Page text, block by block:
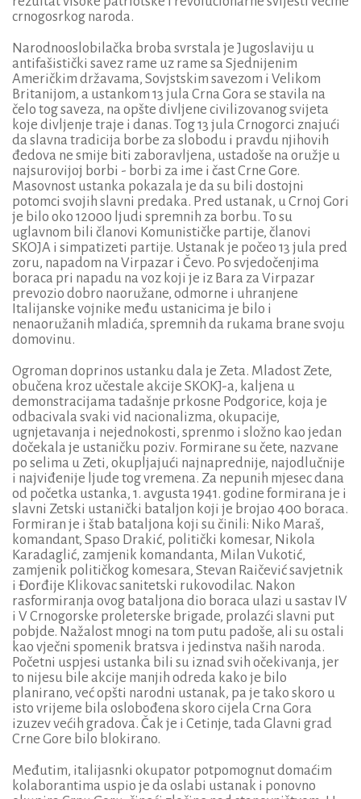
crnogosrkog naroda.
Narodnooslobilačka broba svrstala je Jugoslaviju u
antifašistički savez rame uz rame sa Sjednijenim
Američkim državama, Sovjstskim savezom i Velikom
Britanijom, a ustankom 13 jula Crna Gora se stavila na
čelo tog saveza, na opšte divljene civilizovanog svijeta
koje divljenje traje i danas. Tog 13 jula Crnogorci znajući
da slavna tradicija borbe za slobodu i pravdu njihovih
đedova ne smije biti zaboravljena, ustadoše na oružje u
najsurovijoj borbi - borbi za ime i čast Crne Gore.
Masovnost ustanka pokazala je da su bili dostojni
potomci svojih slavni predaka. Pred ustanak, u Crnoj Gori
je bilo oko 12000 ljudi spremnih za borbu. To su
uglavnom bili članovi Komunističke partije, članovi
SKOJA i simpatizeti partije. Ustanak je počeo 13 jula pred
zoru, napadom na Virpazar i Čevo. Po svjedočenjima
boraca pri napadu na voz koji je iz Bara za Virpazar
prevozio dobro naoružane, odmorne i uhranjene
Italijanske vojnike među ustanicima je bilo i
nenaoružanih mladića, spremnih da rukama brane svoju
domovinu.
Ogroman doprinos ustanku dala je Zeta. Mladost Zete,
obučena kroz učestale akcije SKOKJ-a, kaljena u
demonstracijama tadašnje prkosne Podgorice, koja je
odbacivala svaki vid nacionalizma, okupacije,
ugnjetavanja i nejednokosti, sprenmo i složno kao jedan
dočekala je ustaničku poziv. Formirane su čete, nazvane
po selima u Zeti, okupljajući najnaprednije, najodlučnije
i najviđenije ljude tog vremena. Za nepunih mjesec dana
od početka ustanka, 1. avgusta 1941. godine formirana je i
slavni Zetski ustanički bataljon koji je brojao 400 boraca.
Formiran je i štab bataljona koji su činili: Niko Maraš,
komandant, Spaso Drakić, politički komesar, Nikola
Karadaglić, zamjenik komandanta, Milan Vukotić,
zamjenik političkog komesara, Stevan Raičević savjetnik
i Đorđije Klikovac sanitetski rukovodilac. Nakon
rasformiranja ovog bataljona dio boraca ulazi u sastav IV
i V Crnogorske proleterske brigade, prolazći slavni put
pobjde. Nažalost mnogi na tom putu padoše, ali su ostali
kao vječni spomenik bratsva i jedinstva naših naroda.
Početni uspjesi ustanka bili su iznad svih očekivanja, jer
to nijesu bile akcije manjih odreda kako je bilo
planirano, već opšti narodni ustanak, pa je tako skoro u
isto vrijeme bila oslobođena skoro cijela Crna Gora
izuzev većih gradova. Čak je i Cetinje, tada Glavni grad
Crne Gore bilo blokirano.
Međutim, italijasnki okupator potpomognut domaćim
kolaborantima uspio je da oslabi ustanak i ponovno